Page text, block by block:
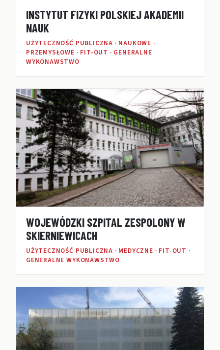
INSTYTUT FIZYKI POLSKIEJ AKADEMII
NAUK
UŻYTECZNOŚĆ PUBLICZNA · NAUKOWE ·
PRZEMYSŁOWE · FIT-OUT · GENERALNE
WYKONAWSTWO
WOJEWÓDZKI SZPITAL ZESPOLONY W
SKIERNIEWICACH
UŻYTECZNOŚĆ PUBLICZNA · MEDYCZNE · FIT-OUT ·
GENERALNE WYKONAWSTWO